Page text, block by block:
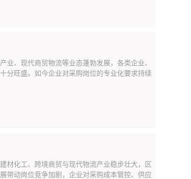
、现代商贸物流等业态蓬勃发展，各类企业、
分旺盛。如今企业对采购岗位的专业化要求持续
材化工、跨境商贸与现代物流产业稳步壮大，区
带动岗位竞争加剧，企业对采购成本管控、供应